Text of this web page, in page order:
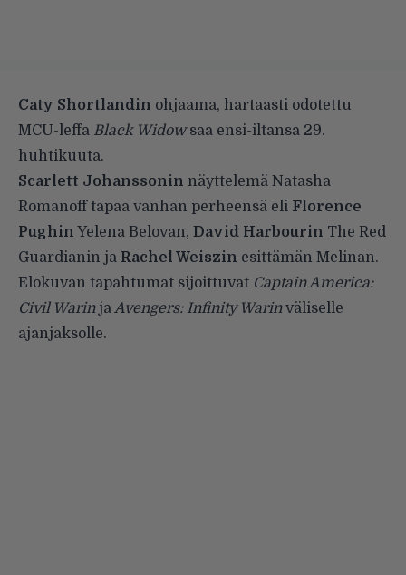
Caty Shortlandin ohjaama, hartaasti odotettu
MCU-leffa Black Widowsaa ensi-iltansa 29.
huhtikuuta.
Scarlett Johanssonin näyttelemä Natasha
Romanoff tapaa vanhan perheensä eli Florence
Pughin Yelena Belovan, David Harbourin The Red
Guardianin ja Rachel Weiszin esittämän Melinan.
Elokuvan tapahtumat sijoittuvat Captain America:
Civil WarinjaAvengers: Infinity Warinväliselle
ajanjaksolle.